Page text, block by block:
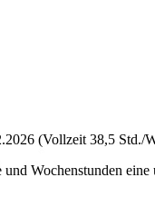
(Vollzeit 38,5 Std./
Wochenstunden